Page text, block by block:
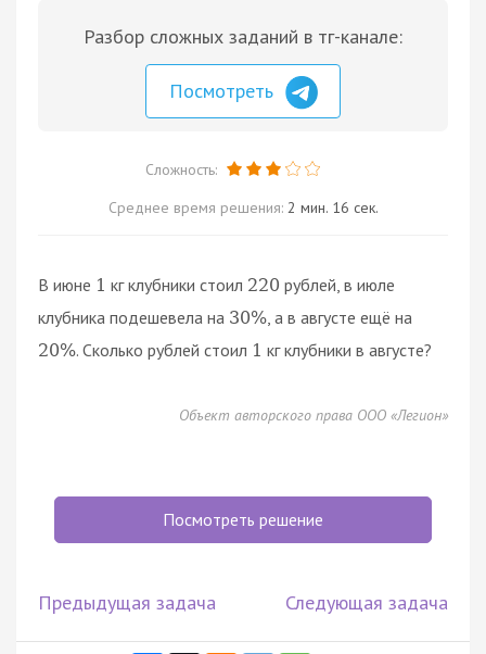
Разбор сложных заданий в тг-канале:
Посмотреть
Сложность:
Среднее время решения: 2 мин. 16 сек.
В июне 1 кг клубники стоил 220 рублей, в июле
клубника подешевела на 30% , а в августе ещё на
20%. Сколько рублей стоил 1 кг клубники в августе?
Объект авторского права ООО «Легион»
Посмотреть решение
Предыдущая задача Следующая задача